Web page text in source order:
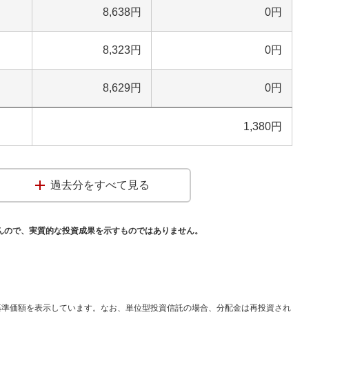
8,638円 0円
8,323円 0円
8,629円 0円
1,380円
過去分をすべて見る
で、実質的な投資成果を示すものではありません。
価額を表示しています。なお、単位型投資信託の場合、分配金は再投資され